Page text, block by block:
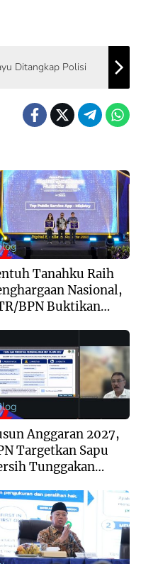
Ditangkap Polisi
Tanahku Raih
Nasional,
BPN Buktikan
Anggaran 2027,
Targetkan Sapu
Tunggakan
Waktu